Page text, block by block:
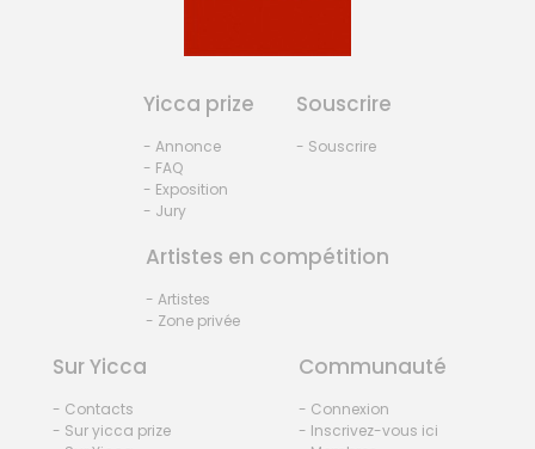
Yicca prize
- Annonce
- FAQ
- Exposition
- Jury
Souscrire
- Souscrire
Artistes en compétition
- Artistes
- Zone privée
Sur Yicca
- Contacts
- Sur yicca prize
Communauté
- Connexion
- Inscrivez-vous ici